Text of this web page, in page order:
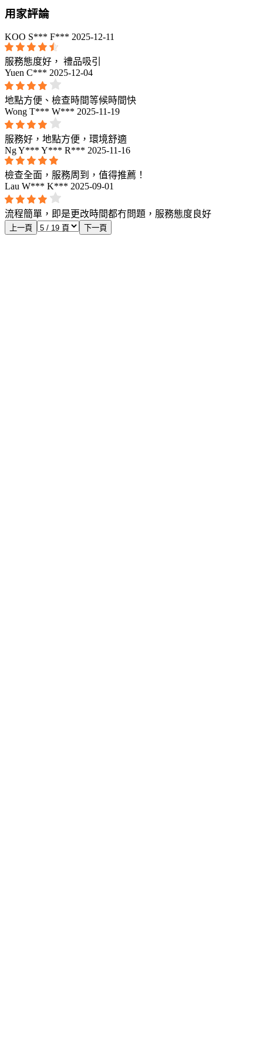
用家評論
KOO S*** F*** 2025-12-11
服務態度好， 禮品吸引
Yuen C*** 2025-12-04
地點方便、檢查時間等候時間快
Wong T*** W*** 2025-11-19
服務好，地點方便，環境舒適
Ng Y*** Y*** R*** 2025-11-16
檢查全面，服務周到，值得推薦！
Lau W*** K*** 2025-09-01
流程簡單，即是更改時間都冇問題，服務態度良好
上一頁 下一頁